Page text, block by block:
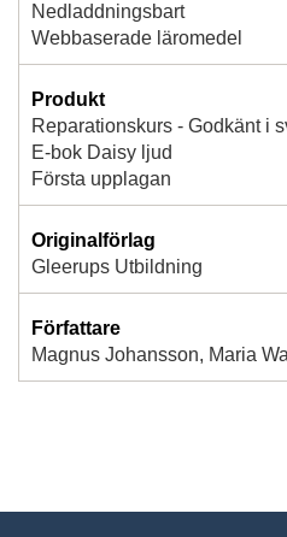
Nedladdningsbart
Webbaserade läromedel
Produkt
Reparationskurs - Godkänt i
E-bok Daisy ljud
Första upplagan
Originalförlag
Gleerups Utbildning
Författare
Magnus Johansson, Maria